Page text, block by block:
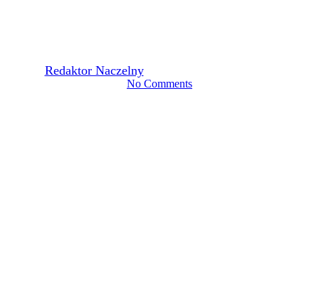
Redaktor Naczelny9 sierpnia, 2021
No Comments